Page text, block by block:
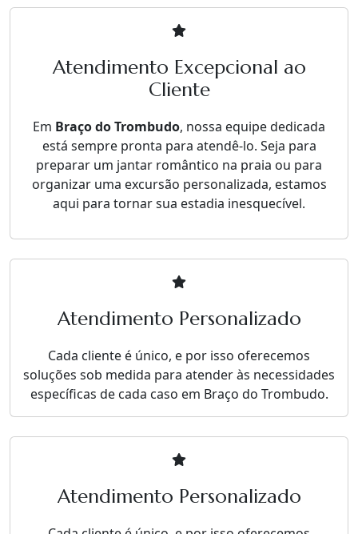
Atendimento Excepcional ao
Cliente
Em Braço do Trombudo, nossa equipe dedicada
está sempre pronta para atendê-lo. Seja para
preparar um jantar romântico na praia ou para
organizar uma excursão personalizada, estamos
aqui para tornar sua estadia inesquecível.
Atendimento Personalizado
Cada cliente é único, e por isso oferecemos
soluções sob medida para atender às necessidades
específicas de cada caso em Braço do Trombudo.
Atendimento Personalizado